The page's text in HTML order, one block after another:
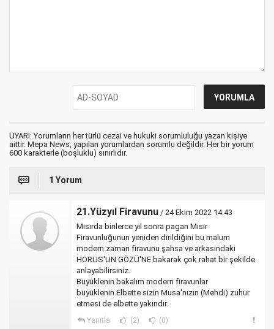
UYARI: Yorumların her türlü cezai ve hukuki sorumluluğu yazan kişiye
aittir. Mepa News, yapılan yorumlardan sorumlu değildir. Her bir yorum
600 karakterle (boşluklu) sınırlıdır.
1 Yorum
21.Yüzyıl Firavunu / 24 Ekim 2022 14:43
Mısırda binlerce yıl sonra pagan Mısır
Firavunluğunun yeniden dirildiğini bu malum
modern zaman firavunu şahsa ve arkasındaki
HORUS'UN GÖZÜ'NE bakarak çok rahat bir şekilde
anlayabilirsiniz.
Büyüklenin bakalım modern firavunlar
büyüklenin.Elbette sizin Musa'nızın (Mehdi) zuhur
etmesi de elbette yakındır.
Yanıtla (2) (0)